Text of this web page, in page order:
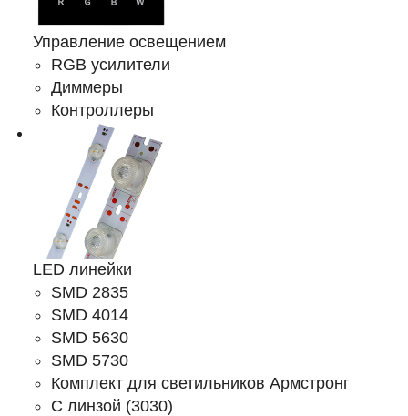
Управление освещением
RGB усилители
Диммеры
Контроллеры
LED линейки
SMD 2835
SMD 4014
SMD 5630
SMD 5730
Комплект для светильников Армстронг
С линзой (3030)